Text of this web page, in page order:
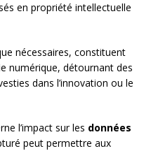
en propriété intellectuelle
nécessaires, constituent
numérique, détournant des
dans l’innovation ou le
l’impact sur les données
peut permettre aux